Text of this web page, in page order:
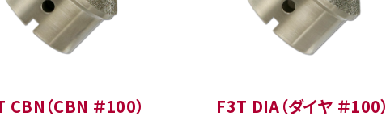
CBN（CBN ＃100） F3T DIA（ダイヤ ＃100）